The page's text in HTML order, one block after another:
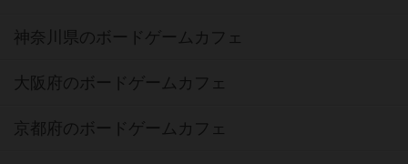
神奈川県のボードゲームカフェ
大阪府のボードゲームカフェ
京都府のボードゲームカフェ